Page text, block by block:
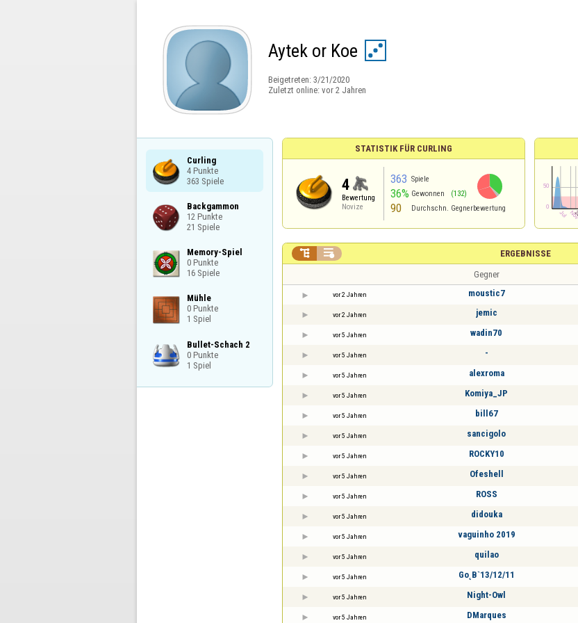
Aytek or Koe
Beigetreten: 3/21/2020
Zuletzt online: vor 2 Jahren
Curling
4 Punkte
363 Spiele
Backgammon
12 Punkte
21 Spiele
Memory-Spiel
0 Punkte
16 Spiele
Mühle
0 Punkte
1 Spiel
Bullet-Schach 2
0 Punkte
1 Spiel
STATISTIK FÜR CURLING
4
Bewertung
Novize
363 Spiele
36% Gewonnen (132)
90 Durchschn. Gegnerbewertung
ERGEBNISSE
 
Gegner
vor 2 Jahren moustic7
vor 2 Jahren jemic
vor 5 Jahren wadin70
vor 5 Jahren -
vor 5 Jahren alexroma
vor 5 Jahren Komiya_JP
vor 5 Jahren bill67
vor 5 Jahren sancigolo
vor 5 Jahren ROCKY10
vor 5 Jahren Ofeshell
vor 5 Jahren ROSS
vor 5 Jahren didouka
vor 5 Jahren vaguinho 2019
vor 5 Jahren quilao
vor 5 Jahren Go˛B`13/12/11
vor 5 Jahren Night-Owl
vor 5 Jahren DMarques